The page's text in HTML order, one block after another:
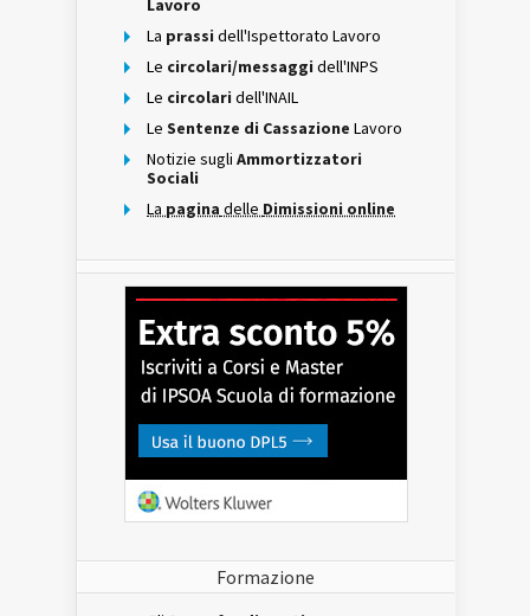
Lavoro
La prassi dell'Ispettorato Lavoro
Le circolari/messaggi dell'INPS
Le circolari dell'INAIL
Le Sentenze di Cassazione Lavoro
Notizie sugli Ammortizzatori
Sociali
La pagina delle Dimissioni online
Formazione